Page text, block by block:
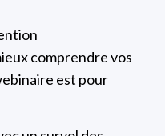
comprendre vos
est pour